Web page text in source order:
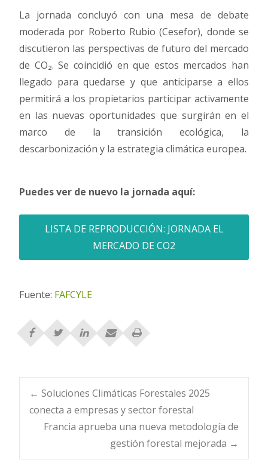
La jornada concluyó con una mesa de debate
moderada por Roberto Rubio (Cesefor), donde se
discutieron las perspectivas de futuro del mercado
de CO₂. Se coincidió en que estos mercados han
llegado para quedarse y que anticiparse a ellos
permitirá a los propietarios participar activamente
en las nuevas oportunidades que surgirán en el
marco de la transición ecológica, la
descarbonización y la estrategia climática europea.
Puedes ver de nuevo la jornada aquí:
LISTA DE REPRODUCCIÓN: JORNADA EL
MERCADO DE CO2
Fuente: FAFCYLE
Navegación
de
← Soluciones Climáticas Forestales 2025
conecta a empresas y sector forestal
Francia aprueba una nueva metodología de
gestión forestal mejorada →